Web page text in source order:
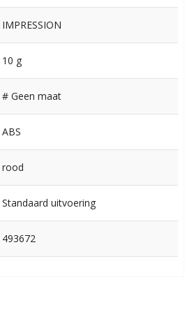
IMPRESSION
10 g
# Geen maat
ABS
rood
Standaard uitvoering
493672